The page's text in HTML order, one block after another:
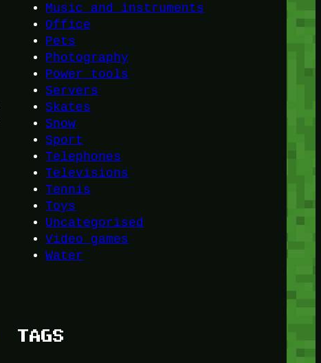
Music and instruments
Office
Pets
Photography
Power tools
Servers
Skates
Snow
Sport
Telephones
Televisions
Tennis
Toys
Uncategorised
Video games
Water
TAGS